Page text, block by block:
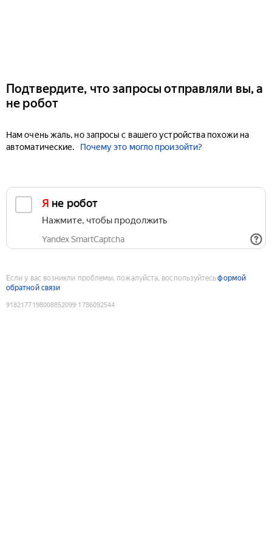
Подтвердите, что запросы отправляли вы, а
не робот
Нам очень жаль, но запросы с вашего устройства похожи на
автоматические.
Почему это могло произойти?
Я не робот
Нажмите, чтобы продолжить
Yandex SmartCaptcha
Если у вас возникли проблемы, пожалуйста, воспользуйтесьформой
обратной связи
9182177198008852099:1786092544